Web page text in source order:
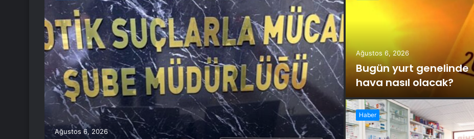
Ağustos 6, 2026
Ağustos 6, 2026
Bugün yurt genelinde
hava nasıl olacak?
Haber